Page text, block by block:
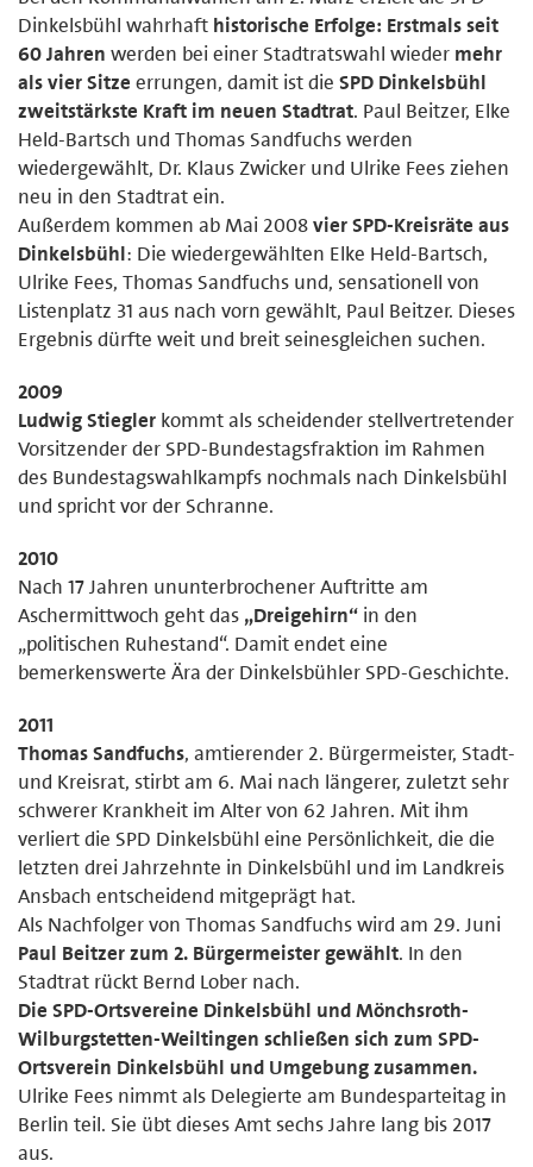
Dinkelsbühl wahrhaft historische Erfolge: Erstmals seit
60 Jahren werden bei einer Stadtratswahl wieder mehr
als vier Sitze errungen, damit ist die SPD Dinkelsbühl
zweitstärkste Kraft im neuen Stadtrat. Paul Beitzer, Elke
Held-Bartsch und Thomas Sandfuchs werden
wiedergewählt, Dr. Klaus Zwicker und Ulrike Fees ziehen
neu in den Stadtrat ein.
Außerdem kommen ab Mai 2008vier SPD-Kreisräte aus
Dinkelsbühl: Die wiedergewählten Elke Held-Bartsch,
Ulrike Fees, Thomas Sandfuchs und, sensationell von
Listenplatz 31 aus nach vorn gewählt, Paul Beitzer. Dieses
Ergebnis dürfte weit und breit seinesgleichen suchen.
2009
Ludwig Stiegler kommt als scheidender stellvertretender
Vorsitzender der SPD-Bundestagsfraktion im Rahmen
des Bundestagswahlkampfs nochmals nach Dinkelsbühl
und spricht vor der Schranne.
2010
Nach 17 Jahren ununterbrochener Auftritte am
Aschermittwoch geht das „Dreigehirn“ in den
„politischen Ruhestand“. Damit endet eine
bemerkenswerte Ära der Dinkelsbühler SPD-Geschichte.
2011
Thomas Sandfuchs, amtierender 2. Bürgermeister, Stadt-
und Kreisrat, stirbt am 6. Mai nach längerer, zuletzt sehr
schwerer Krankheit im Alter von 62 Jahren. Mit ihm
verliert die SPD Dinkelsbühl eine Persönlichkeit, die die
letzten drei Jahrzehnte in Dinkelsbühl und im Landkreis
Ansbach entscheidend mitgeprägt hat.
Als Nachfolger von Thomas Sandfuchs wird am 29. Juni
Paul Beitzer zum 2. Bürgermeister gewählt. In den
Stadtrat rückt Bernd Lober nach.
Die SPD-Ortsvereine Dinkelsbühl und Mönchsroth-
Wilburgstetten-Weiltingen schließen sich zum SPD-
Ortsverein Dinkelsbühl und Umgebung zusammen.
Ulrike Fees nimmt als Delegierte am Bundesparteitag in
Berlin teil. Sie übt dieses Amt sechs Jahre lang bis 2017
aus.